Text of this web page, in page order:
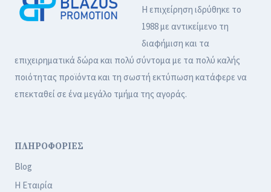
Η επιχείρηση ιδρύθηκε το
1988 με αντικείμενο τη
διαφήμιση και τα
επιχειρηματικά δώρα και πολύ σύντομα με τα πολύ καλής
ποιότητας προϊόντα και τη σωστή εκτύπωση κατάφερε να
επεκταθεί σε ένα μεγάλο τμήμα της αγοράς.
ΠΛΗΡΟΦΟΡΙΕΣ
Blog
Η Εταιρία